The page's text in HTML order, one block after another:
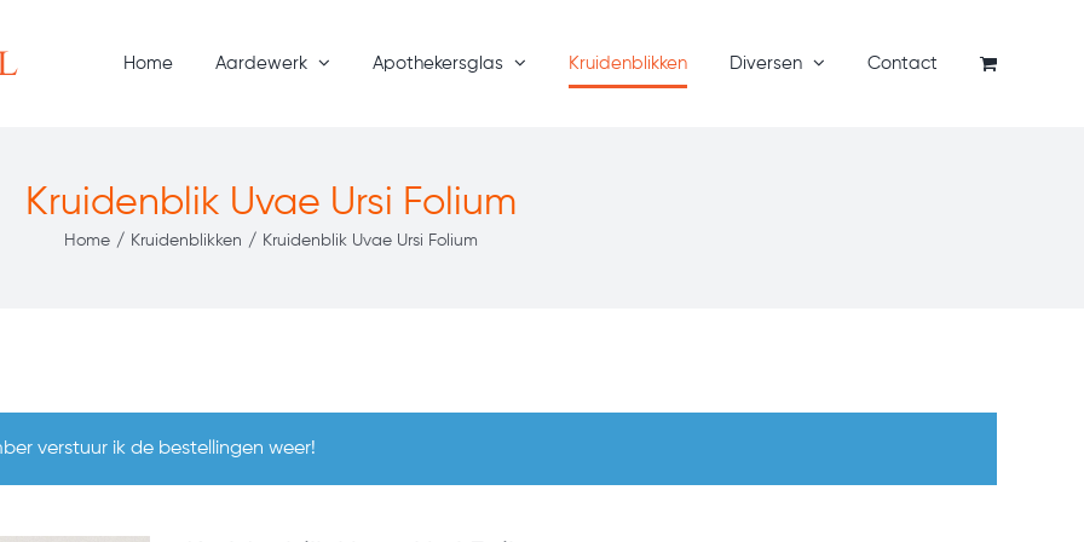
Home Aardewerk Apothekersglas Kruidenblikken Diversen Contact
Kruidenblik Uvae Ursi Folium
Home / Kruidenblikken / Kruidenblik Uvae Ursi Folium
verstuur ik de bestellingen weer!